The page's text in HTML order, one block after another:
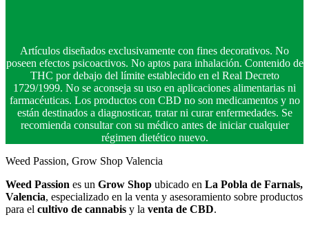
Artículos diseñados exclusivamente con fines decorativos. No
poseen efectos psicoactivos. No aptos para inhalación. Contenido de
THC por debajo del límite establecido en el Real Decreto
1729/1999. No se aconseja su uso en aplicaciones alimentarias ni
farmacéuticas. Los productos con CBD no son medicamentos y no
están destinados a diagnosticar, tratar ni curar enfermedades. Se
recomienda consultar con su médico antes de iniciar cualquier
régimen dietético nuevo.
Weed Passion, Grow Shop Valencia
Weed Passion es un Grow Shop ubicado en La Pobla de Farnals,
Valencia, especializado en la venta y asesoramiento sobre productos
para el cultivo de cannabis y la venta de CBD.